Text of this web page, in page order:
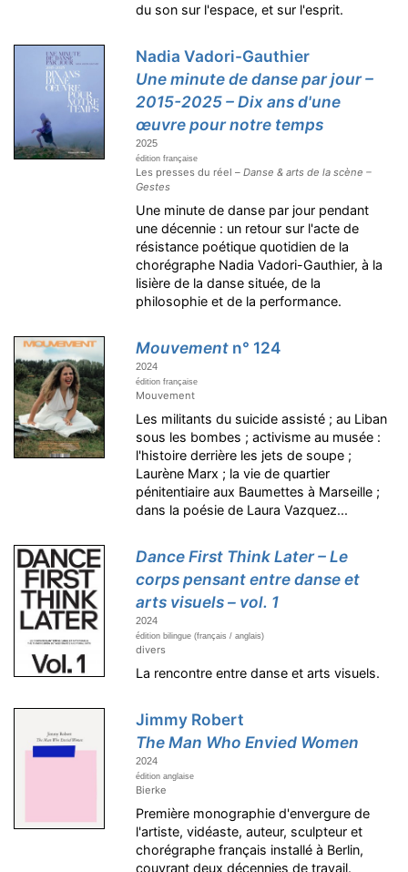
du son sur l'espace, et sur l'esprit.
Nadia Vadori-Gauthier
Une minute de danse par jour –
2015-2025 – Dix ans d'une
œuvre pour notre temps
2025
édition française
Les presses du réel –Danse & arts de la scène –
Gestes
Une minute de danse par jour pendant
une décennie : un retour sur l'acte de
résistance poétique quotidien de la
chorégraphe Nadia Vadori-Gauthier, à la
lisière de la danse située, de la
philosophie et de la performance.
Mouvement n° 124
2024
édition française
Mouvement
Les militants du suicide assisté ; au Liban
sous les bombes ; activisme au musée :
l'histoire derrière les jets de soupe ;
Laurène Marx ; la vie de quartier
pénitentiaire aux Baumettes à Marseille ;
dans la poésie de Laura Vazquez...
Dance First Think Later – Le
corps pensant entre danse et
arts visuels – vol. 1
2024
édition bilingue (français / anglais)
divers
La rencontre entre danse et arts visuels.
Jimmy Robert
The Man Who Envied Women
2024
édition anglaise
Bierke
Première monographie d'envergure de
l'artiste, vidéaste, auteur, sculpteur et
chorégraphe français installé à Berlin,
couvrant deux décennies de travail.